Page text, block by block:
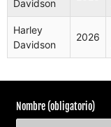
Davidson
Harley
Davidson
Harley
Davidson
2026
Nombre (obligatorio)